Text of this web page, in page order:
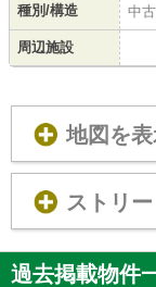
種別/構造 中
周辺施設
地図を
ストリ
過去掲載物件